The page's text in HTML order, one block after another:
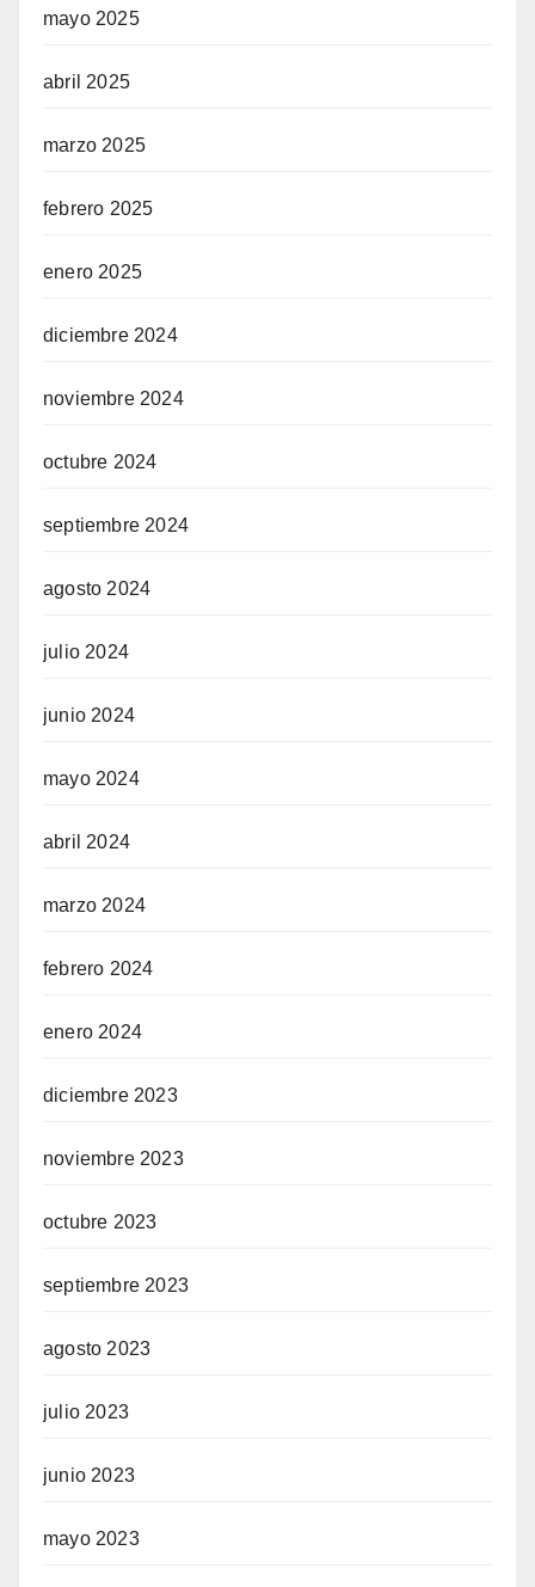
mayo 2025
abril 2025
marzo 2025
febrero 2025
enero 2025
diciembre 2024
noviembre 2024
octubre 2024
septiembre 2024
agosto 2024
julio 2024
junio 2024
mayo 2024
abril 2024
marzo 2024
febrero 2024
enero 2024
diciembre 2023
noviembre 2023
octubre 2023
septiembre 2023
agosto 2023
julio 2023
junio 2023
mayo 2023